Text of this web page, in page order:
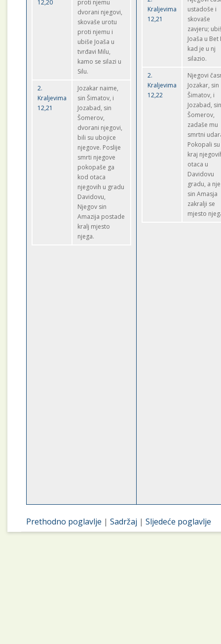
12,20
proti njemu
dvorani njegovi,
skovaše urotu
proti njemu i
ubiše Joaša u
tvrđavi Milu,
kamo se silazi u
Silu.
2.
Kraljevima
12,21
Jozakar naime,
sin Šimatov, i
Jozabad, sin
Šomerov,
dvorani njegovi,
bili su ubojice
njegove. Poslije
smrti njegove
pokopaše ga
kod otaca
njegovih u gradu
Davidovu,
Njegov sin
Amazija postade
kralj mjesto
njega.
Kraljevima
12,21
ustadoše i
skovaše
zavjeru;
Joaša u Bet
kad je u nj
silazio.
2.
Kraljevima
12,22
Njegovi
Jozakar, sin
Šimatov, i
Jozabad,
Šomerov,
zadaše mu
smrtni
Pokopali
kraj
otaca u
Davidovu
gradu, a
sin Amasja
zakralji se
mjesto
Prethodno poglavlje |Sadržaj |Sljedeće poglavlje